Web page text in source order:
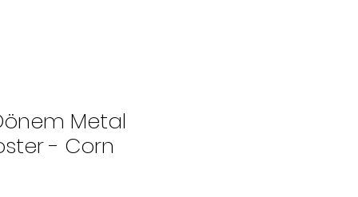
Metal
- Corn